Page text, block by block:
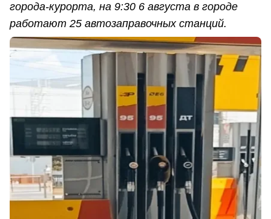
города-курорта, на 9:30 6 августа в городе
работают 25 автозаправочных станций.